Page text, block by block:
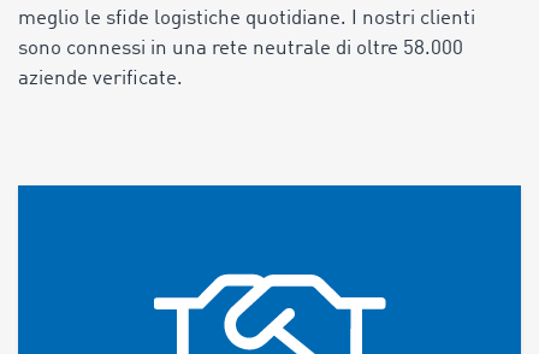
meglio le sfide logistiche quotidiane. I nostri clienti
sono connessi in una rete neutrale di oltre 58.000
aziende verificate.